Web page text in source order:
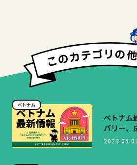
ベトナム
ベトナム
バリー、